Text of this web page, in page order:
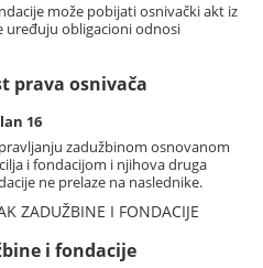
može pobijati osnivački akt iz
uređuju obligacioni odnosi
prava osnivača
16
zadužbinom osnovanom
i fondacijom i njihova druga
ne prelaze na naslednike.
ZADUŽBINE I FONDACIJE
i fondacije